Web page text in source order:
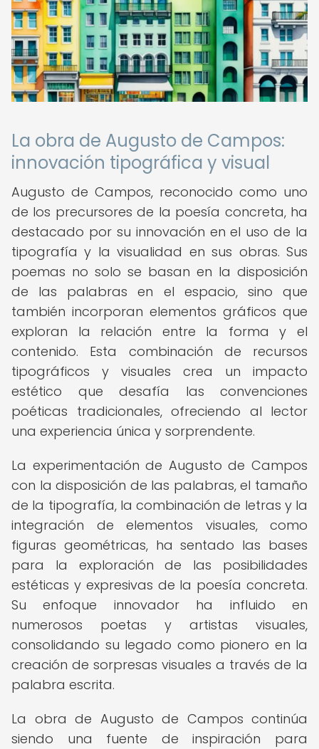
La obra de Augusto de Campos:
innovación tipográfica y visual
Augusto de Campos, reconocido como uno
de los precursores de la poesía concreta, ha
destacado por su innovación en el uso de la
tipografía y la visualidad en sus obras. Sus
poemas no solo se basan en la disposición
de las palabras en el espacio, sino que
también incorporan elementos gráficos que
exploran la relación entre la forma y el
contenido. Esta combinación de recursos
tipográficos y visuales crea un impacto
estético que desafía las convenciones
poéticas tradicionales, ofreciendo al lector
una experiencia única y sorprendente.
La experimentación de Augusto de Campos
con la disposición de las palabras, el tamaño
de la tipografía, la combinación de letras y la
integración de elementos visuales, como
figuras geométricas, ha sentado las bases
para la exploración de las posibilidades
estéticas y expresivas de la poesía concreta.
Su enfoque innovador ha influido en
numerosos poetas y artistas visuales,
consolidando su legado como pionero en la
creación de sorpresas visuales a través de la
palabra escrita.
La obra de Augusto de Campos continúa
siendo una fuente de inspiración para